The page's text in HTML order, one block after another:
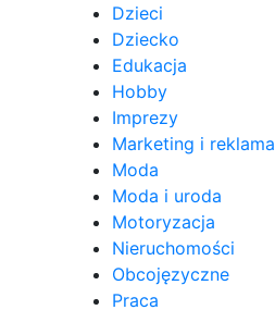
Dzieci
Dziecko
Edukacja
Hobby
Imprezy
Marketing i reklama
Moda
Moda i uroda
Motoryzacja
Nieruchomości
Obcojęzyczne
Praca